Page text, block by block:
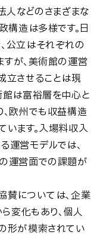
人などのさまざまな
構造は多様です。日
公立はそれぞれの
が、美術館の運営
立させることは現
館は富裕層を中心と
欧州でも収益構造
ます。入場料収入
運営モデルでは、
運営面での課題が
賛については、企業
変化もあり、個人
形が模索されてい